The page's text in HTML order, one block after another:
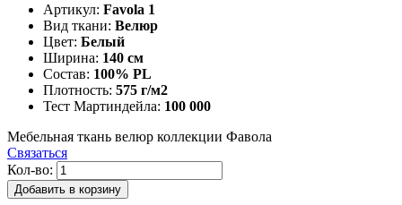
Артикул: Favola 1
Вид ткани: Велюр
Цвет: Белый
Ширина: 140 см
Состав: 100% PL
Плотность: 575 г/м2
Тест Мартиндейла: 100 000
Мебельная ткань велюр коллекции Фавола
Связаться
Кол-во:
Добавить в корзину